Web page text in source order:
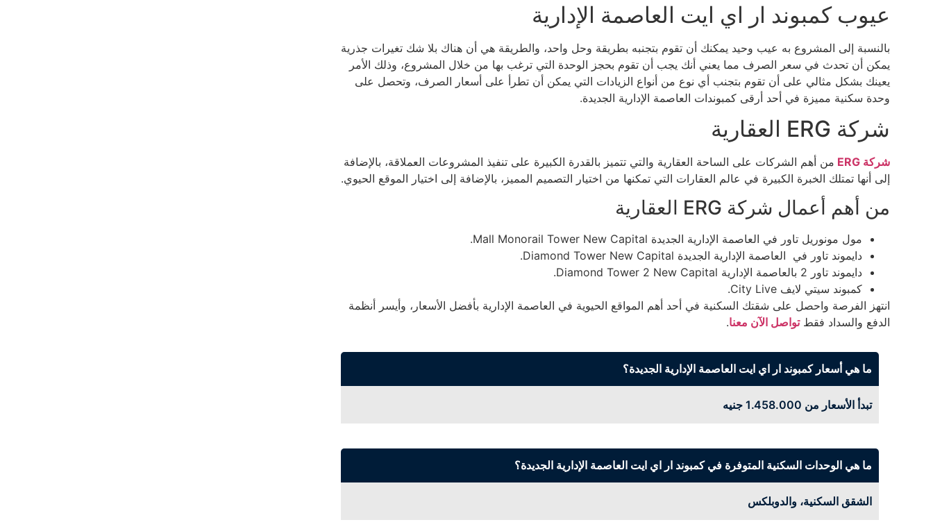
عيوب كمبوند ار اي ايت العاصمة الإدارية
بالنسبة إلى المشروع به عيب وحيد يمكنك أن تقوم بتجنبه بطريقة وحل واحد، والطريقة هي أن هناك بلا شك تغيرات جذرية
يمكن أن تحدث في سعر الصرف مما يعني أنك يجب أن تقوم بحجز الوحدة التي ترغب بها من خلال المشروع، وذلك الأمر
يعينك بشكل مثالي على أن تقوم بتجنب أي نوع من أنواع الزيادات التي يمكن أن تطرأ على أسعار الصرف، وتحصل على
وحدة سكنية مميزة في أحد أرقى كمبوندات العاصمة الإدارية الجديدة.
شركة ERG العقارية
شركة ERG
من أهم الشركات على الساحة العقارية والتي تتميز بالقدرة الكبيرة على تنفيذ المشروعات العملاقة، بالإضافة
إلى أنها تمتلك الخبرة الكبيرة في عالم العقارات التي تمكنها من اختيار التصميم المميز، بالإضافة إلى اختيار الموقع الحيوي.
من أهم أعمال شركة ERG العقارية
مول مونوريل تاور في العاصمة الإدارية الجديدة Mall Monorail Tower New Capital.
دايموند تاور في العاصمة الإدارية الجديدة Diamond Tower New Capital.
دايموند تاور 2 بالعاصمة الإدارية Diamond Tower 2 New Capital.
كمبوند سيتي لايف City Live.
انتهز الفرصة واحصل على شقتك السكنية في أحد أهم المواقع الحيوية في العاصمة الإدارية بأفضل الأسعار، وأيسر أنظمة
الدفع والسداد فقطتواصل الآن معنا.
ما هي أسعار كمبوند ار اي ايت العاصمة الإدارية الجديدة؟
تبدأ الأسعار من 1.458.000 جنيه
ما هي الوحدات السكنية المتوفرة في كمبوند ار اي ايت العاصمة الإدارية الجديدة؟
الشقق السكنية، والدوبلكس